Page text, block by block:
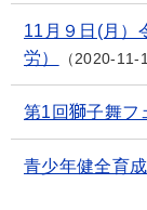
11月９日(月）
労）
2020-11-
第1回獅子舞フ
青少年健全育